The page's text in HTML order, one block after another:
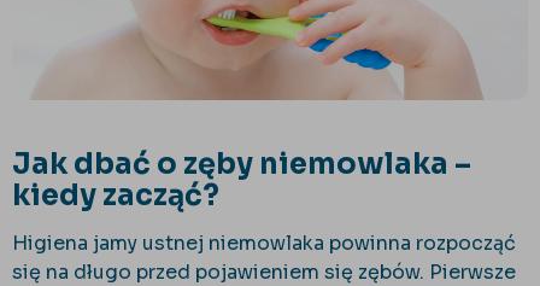
Jak dbać o zęby niemowlaka –
kiedy zacząć?
Higiena jamy ustnej niemowlaka powinna rozpocząć
się na długo przed pojawieniem się zębów. Pierwsze